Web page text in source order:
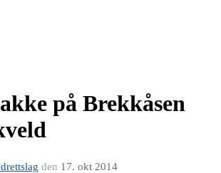
på Brekkåsen
den 17. okt 2014